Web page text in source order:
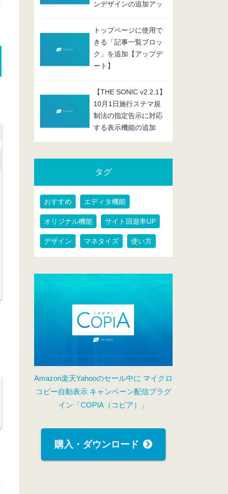
ンデザインの追加アッ
トップページに使用で
きる「記事一覧ブロッ
ク」を追加【アップデ
ート】
【THE SONIC v2.2.1】
10月1日施行ステマ規
制法の指定告示に対応
する表示機能の追加
タグ
おすすめ エディタ機能
オリジナル機能 サイト回遊率UP
デザイン マネタイズ 使い方
Amazon楽天Yahooのセール中に マイクロ
コピー自動表示 キャンペーン配信プラグ
イン「COPIA（コピア）」
購入・ダウンロード